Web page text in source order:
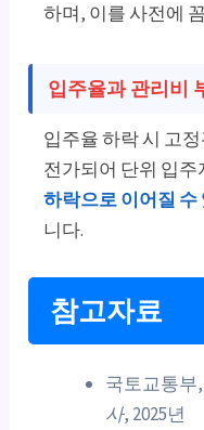
하며, 이를 사전에
입주율과 관리비
입주율 하락 시 고
전가되어 단위 입
하락으로 이어질
니다.
참고자료
국토교통
사, 2025년